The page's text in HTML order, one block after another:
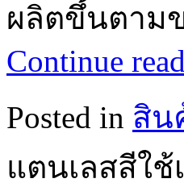
ผลิตขึ้นตาม
Continue
Posted in สิน
แตนเลสสีใช้